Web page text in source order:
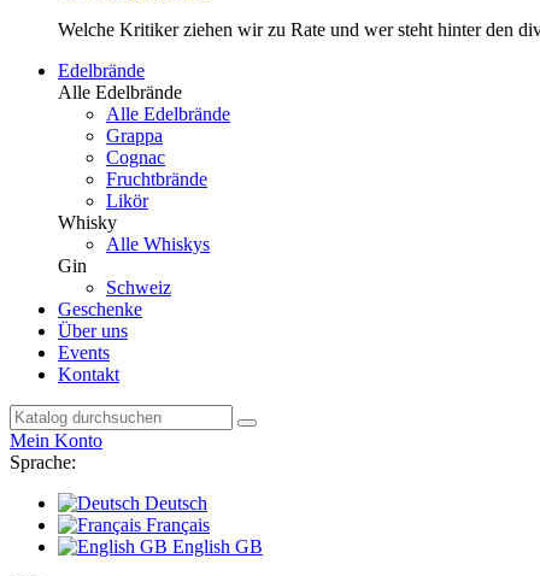
Welche Kritiker ziehen wir zu Rate und wer steht hinter den
Edelbrände
Alle Edelbrände
Alle Edelbrände
Grappa
Cognac
Fruchtbrände
Likör
Whisky
Alle Whiskys
Gin
Schweiz
Geschenke
Über uns
Events
Kontakt
Mein Konto
Sprache:
Deutsch
Français
English GB